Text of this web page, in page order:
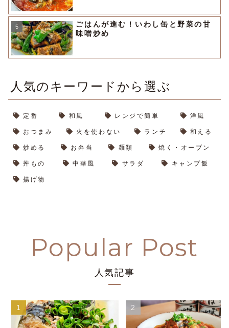
ごはんが進む！いわし缶と野菜の甘
味噌炒め
人気のキーワードから選ぶ
定番 和風 レンジで簡単 洋風
おつまみ 火を使わない ランチ 和える
炒める お弁当 麺類 焼く・オーブン
丼もの 中華風 サラダ キャンプ飯
揚げ物
人気記事